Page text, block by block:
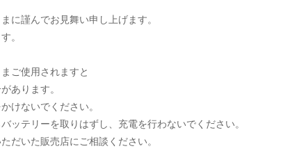
に謹んでお見舞い申し上げます。
。
ご使用されますと
あります。
けないでください。
ッテリーを取りはずし、充電を行わないでください。
だいた販売店にご相談ください。